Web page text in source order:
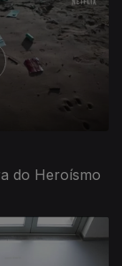
do Heroísmo